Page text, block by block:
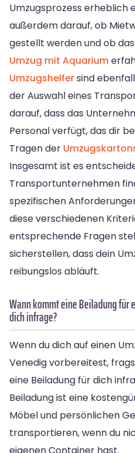
Umzugsprozess erheblich
außerdem darauf, ob
gestellt werden und ob
Umzug mit Aquarium
Umzugshelfersind
der Auswahl eines
darauf, dass das
Personal verfügt, das dir
Tragen der
Insgesamt ist es
Transportunternehmen
spezifischen
diese verschiedenen
entsprechende Fragen
sicherstellen, dass dein
reibungslos abläuft.
Wann kommt eine Beiladung für
dich infrage?
Wenn du dich auf einen
Venedig vorbereitest,
eine Beiladung für dich
Beiladung ist eine
Möbel und persönlichen
transportieren, wenn du
eigenen Container hast.